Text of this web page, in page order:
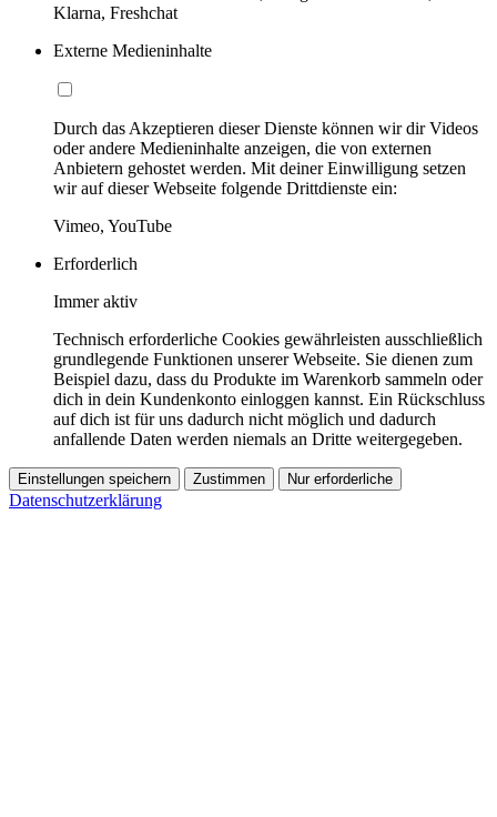
Klarna, Freshchat
Externe Medieninhalte
Durch das Akzeptieren dieser Dienste können wir dir Videos
oder andere Medieninhalte anzeigen, die von externen
Anbietern gehostet werden. Mit deiner Einwilligung setzen
wir auf dieser Webseite folgende Drittdienste ein:
Vimeo, YouTube
Erforderlich
Immer aktiv
Technisch erforderliche Cookies gewährleisten ausschließlich
grundlegende Funktionen unserer Webseite. Sie dienen zum
Beispiel dazu, dass du Produkte im Warenkorb sammeln oder
dich in dein Kundenkonto einloggen kannst. Ein Rückschluss
auf dich ist für uns dadurch nicht möglich und dadurch
anfallende Daten werden niemals an Dritte weitergegeben.
Einstellungen speichern Zustimmen Nur erforderliche
Datenschutzerklärung